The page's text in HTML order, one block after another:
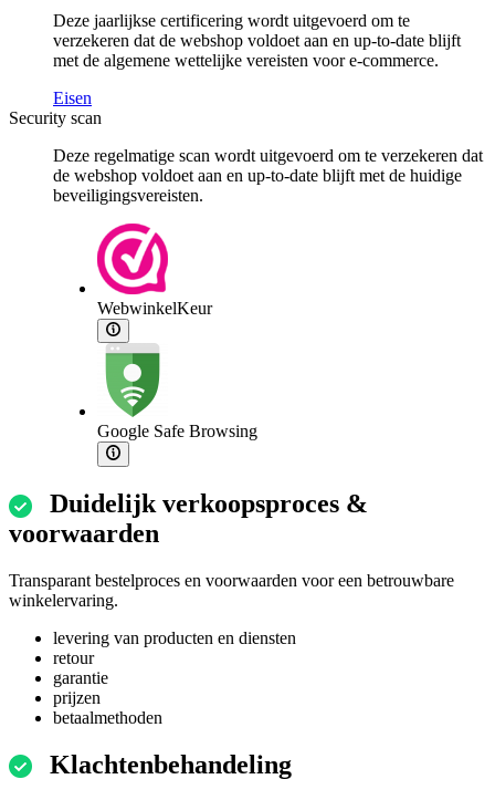
Deze jaarlijkse certificering wordt uitgevoerd om te
verzekeren dat de webshop voldoet aan en up-to-date blijft
met de algemene wettelijke vereisten voor e-commerce.
Eisen
Security scan
Deze regelmatige scan wordt uitgevoerd om te verzekeren dat
de webshop voldoet aan en up-to-date blijft met de huidige
beveiligingsvereisten.
WebwinkelKeur
Google Safe Browsing
Duidelijk verkoopsproces &
voorwaarden
Transparant bestelproces en voorwaarden voor een betrouwbare
winkelervaring.
levering van producten en diensten
retour
garantie
prijzen
betaalmethoden
Klachtenbehandeling